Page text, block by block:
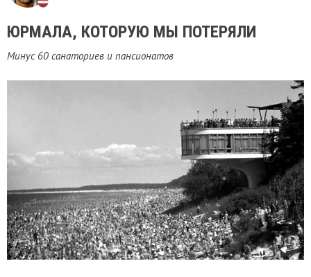
ЮРМАЛА, КОТОРУЮ МЫ ПОТЕРЯЛИ
Минус 60 санаториев и пансионатов